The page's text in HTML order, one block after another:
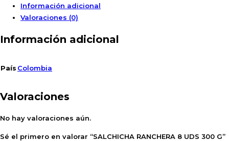
Información adicional
Valoraciones (0)
Información adicional
País Colombia
Valoraciones
No hay valoraciones aún.
Sé el primero en valorar “SALCHICHA RANCHERA 8 UDS 300 G”